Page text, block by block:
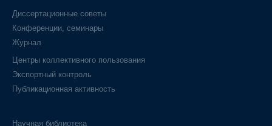
Диссертационные советы
Конференции, семинары
Журнал
Центры коллективного пользования
Экспортный контроль
Публикационная активность
Научная библиотека